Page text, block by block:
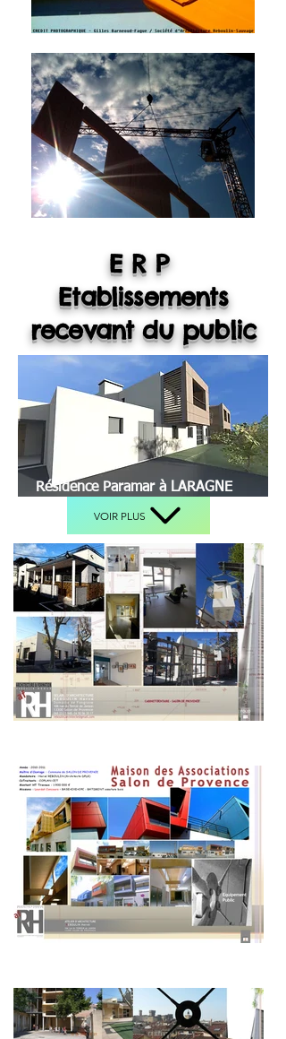
ERP
Etablissements
recevant du public
Résidence Paramar à LARAGNE
VOIR PLUS